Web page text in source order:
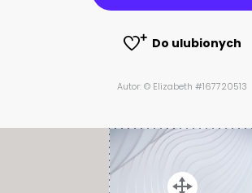
Do ulubionych
Autor: © Elizabeth #167720513